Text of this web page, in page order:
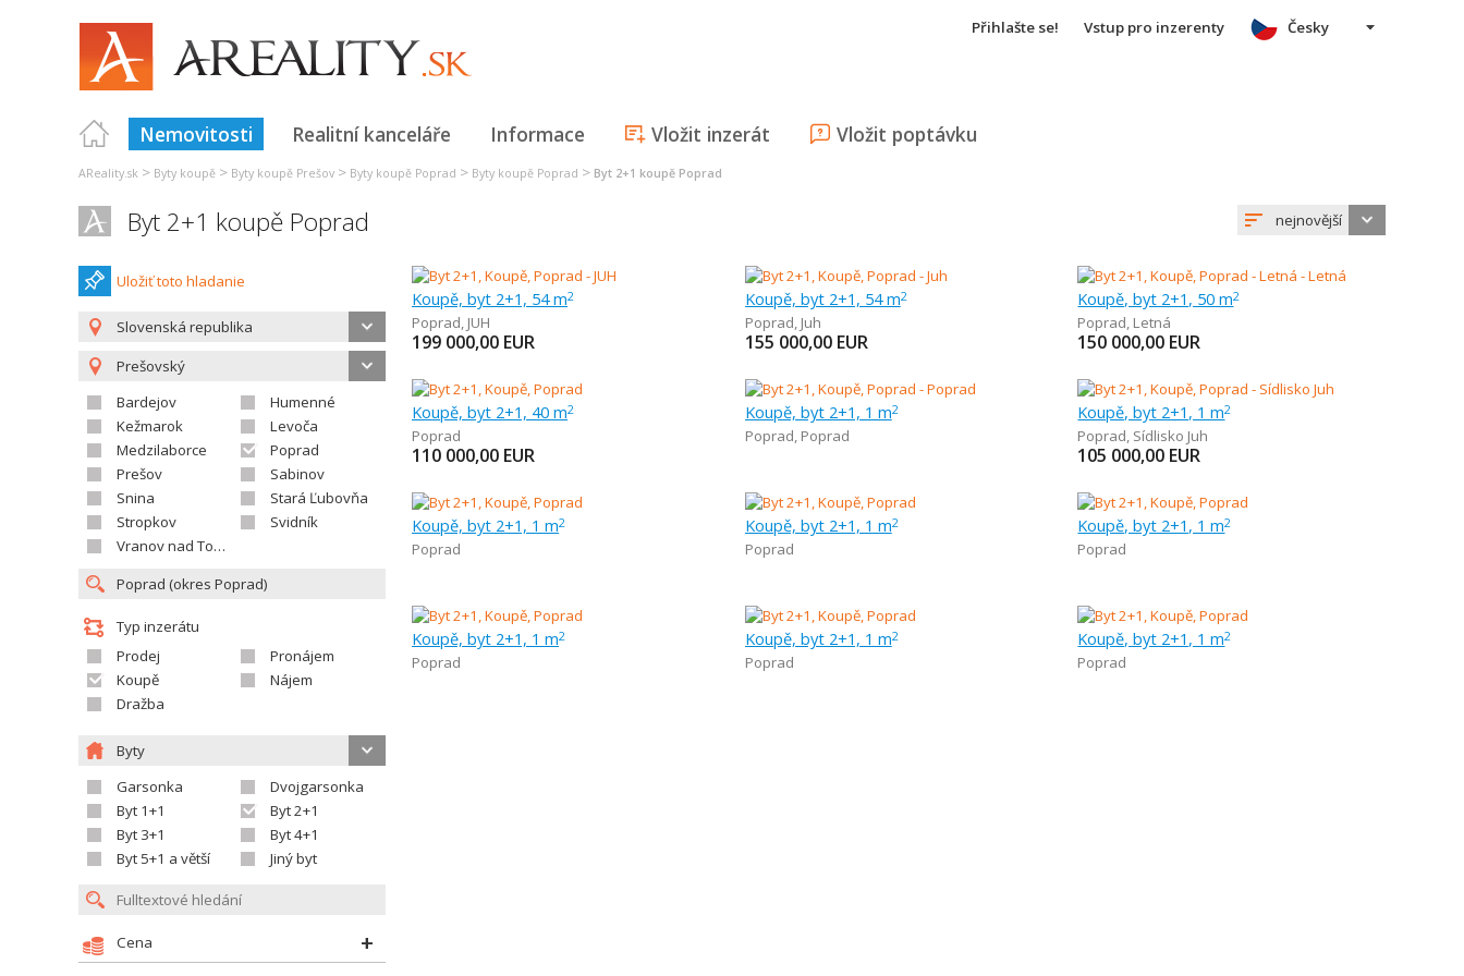
Přihlašte se! Vstup pro inzerenty
Nemovitosti Realitní kanceláře Informace Vložit inzerát Vložit poptávku
Česky
AReality.sk > Byty koupě > Byty koupě Prešov > Byty koupě Poprad > Byty koupě Poprad > Byt 2+1 koupě Poprad
Byt 2+1 koupě Poprad nejnovější
Uložiť toto hladanie
Slovenská republika
Prešovský
Bardejov
Humenné
Kežmarok
Levoča
Medzilaborce
Poprad
Prešov
Sabinov
Snina
Stará Ľubovňa
Stropkov
Svidník
Vranov nad Topľou
Typ inzerátu
Prodej
Pronájem
Koupě
Nájem
Dražba
Byty
Garsonka
Dvojgarsonka
Byt 1+1
Byt 2+1
Byt 3+1
Byt 4+1
Byt 5+1 a větší
Jiný byt
Cena
Koupě, byt 2+1, 54 m2
Poprad, JUH
199 000,00 EUR
Koupě, byt 2+1, 54 m2
Poprad, Juh
155 000,00 EUR
Koupě, byt 2+1, 50 m2
Poprad, Letná
150 000,00 EUR
Koupě, byt 2+1, 40 m2
Poprad
110 000,00 EUR
Koupě, byt 2+1, 1 m2
Poprad, Poprad
Koupě, byt 2+1, 1 m2
Poprad, Sídlisko Juh
105 000,00 EUR
Koupě, byt 2+1, 1 m2
Poprad
Koupě, byt 2+1, 1 m2
Poprad
Koupě, byt 2+1, 1 m2
Poprad
Koupě, byt 2+1, 1 m2
Poprad
Koupě, byt 2+1, 1 m2
Poprad
Koupě, byt 2+1, 1 m2
Poprad